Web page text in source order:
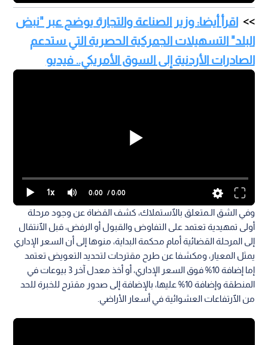
اقرأ أيضا: وزير الصناعة والتجارة يوضح عبر "نبض
البلد" التسهيلات الجمركية الحصرية التي ستدعم
الصادرات الأردنية إلى السوق الأمريكي.. فيديو
1x 0:00 / 0:00
وفي الشق الـمتعلق بالٱستملاك، كشف القضاة عن وجود مرحلة
أولى تمهيدية تعتمد على التفاوض والقبول أو الرفض، قبل الٱنتقال
إلى المرحلة القضائية أمام محكمة البداية، منوها إلى أن السعر الإداري
يمثل المعيار، ومكشفا عن طرح مقترحات لتحديد التعويض تعتمد
إما إضافة 10% فوق السعر الإداري، أو أخذ معدل آخر 3 بيوعات في
المنطقة وإضافة 10% عليها، بالإضافة إلى صدور مقترح للخبرة للحد
من الٱرتفاعات العشوائية في أسعار الأراضي.